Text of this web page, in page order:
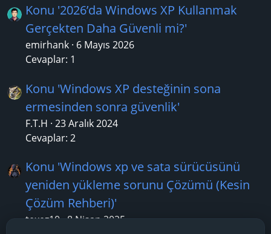
Konu '2026’da Windows XP Kullanmak
Gerçekten Daha Güvenli mi?'
emirhank 6 Mayıs 2026
Cevaplar: 1
Konu 'Windows XP desteğinin sona
ermesinden sonra güvenlik'
F.T.H 23 Aralık 2024
Cevaplar: 2
Konu 'Windows xp ve sata sürücüsünü
yeniden yükleme sorunu Çözümü (Kesin
Çözüm Rehberi)'
texez10 8 Nisan 2025